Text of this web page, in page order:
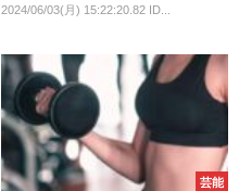
2024/06/03(月) 15:22:20.82 ID...
芸能